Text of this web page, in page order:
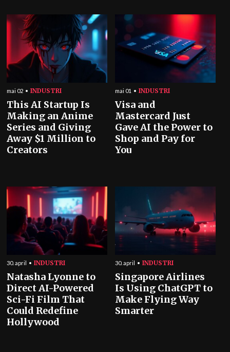
mai 02 INDUSTRI
This AI Startup Is
Making an Anime
Series and Giving
Away $1 Million to
Creators
mai 01 INDUSTRI
Visa and
Mastercard Just
Gave AI the Power to
Shop and Pay for
You
30. april INDUSTRI
Natasha Lyonne to
Direct AI-Powered
Sci-Fi Film That
Could Redefine
Hollywood
30. april INDUSTRI
Singapore Airlines
Is Using ChatGPT to
Make Flying Way
Smarter